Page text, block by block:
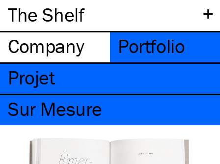
+
The Shelf
Company
Portfolio
Projet
Sur Mesure